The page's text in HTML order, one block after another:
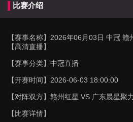
比赛介绍
【赛事名称】 2026年06月03日 中冠 赣
【高清直播】
【赛事分类】 中冠直播
【开赛时间】 2026-06-03 18:00:00
【对阵双方】 赣州红星 VS 广东晨星聚力
【比赛详情】